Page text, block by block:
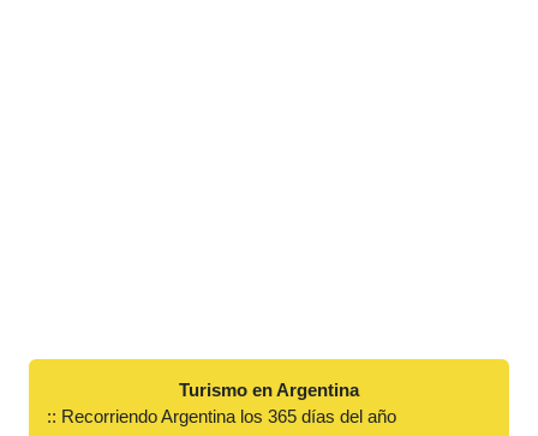
Turismo en Argentina
:: Recorriendo Argentina los 365 días del año